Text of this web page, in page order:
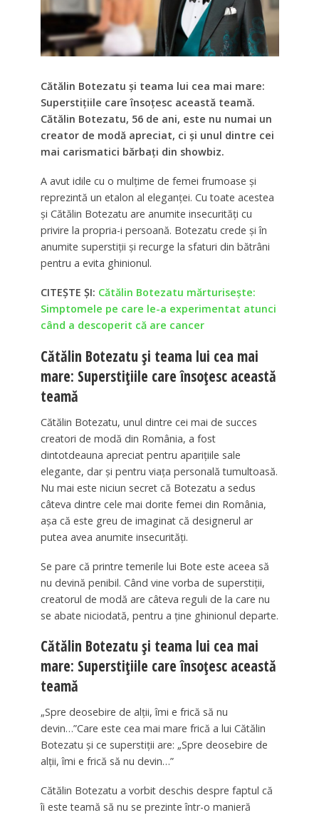
Cătălin Botezatu și teama lui cea mai mare:
Superstițiile care însoțesc această teamă.
Cătălin Botezatu, 56 de ani, este nu numai un
creator de modă apreciat, ci și unul dintre cei
mai carismatici bărbați din showbiz.
A avut idile cu o mulțime de femei frumoase și
reprezintă un etalon al eleganței. Cu toate acestea
și Cătălin Botezatu are anumite insecurități cu
privire la propria-i persoană. Botezatu crede și în
anumite superstiții și recurge la sfaturi din bătrâni
pentru a evita ghinionul.
CITEȘTE ȘI: Cătălin Botezatu mărturisește:
Simptomele pe care le-a experimentat atunci
când a descoperit că are cancer
Cătălin Botezatu și teama lui cea mai
mare: Superstițiile care însoțesc această
teamă
Cătălin Botezatu, unul dintre cei mai de succes
creatori de modă din România, a fost
dintotdeauna apreciat pentru aparițiile sale
elegante, dar și pentru viața personală tumultoasă.
Nu mai este niciun secret că Botezatu a sedus
câteva dintre cele mai dorite femei din România,
așa că este greu de imaginat că designerul ar
putea avea anumite insecurități.
Se pare că printre temerile lui Bote este aceea să
nu devină penibil. Când vine vorba de superstiții,
creatorul de modă are câteva reguli de la care nu
se abate niciodată, pentru a ține ghinionul departe.
Cătălin Botezatu și teama lui cea mai
mare: Superstițiile care însoțesc această
teamă
„Spre deosebire de alții, îmi e frică să nu
devin…”Care este cea mai mare frică a lui Cătălin
Botezatu și ce superstiții are: „Spre deosebire de
alții, îmi e frică să nu devin…”
Cătălin Botezatu a vorbit deschis despre faptul că
îi este teamă să nu se prezinte într-o manieră